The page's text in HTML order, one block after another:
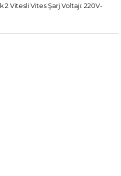
2 Vitesli Vites Şarj Voltajı: 220V-